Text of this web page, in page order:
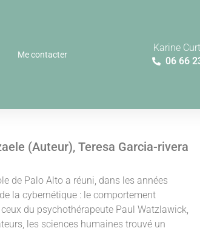
Me contacter
Karine
06 66
(Auteur), Teresa Garcia-rivera
de Palo Alto a réuni, dans les années
la cybernétique : le comportement
du psychothérapeute Paul Watzlawick,
les sciences humaines trouvé un